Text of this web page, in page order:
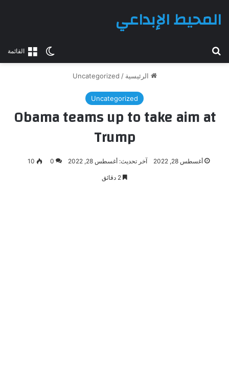
القائمةالوضع
المحيط الإبداعي
الرئيسية /
Uncategorized
Uncategorized
Obama teams up to take aim at
Trump
أغسطس 28, 2022 آخر تحديث: أغسطس 28, 2022 0
10